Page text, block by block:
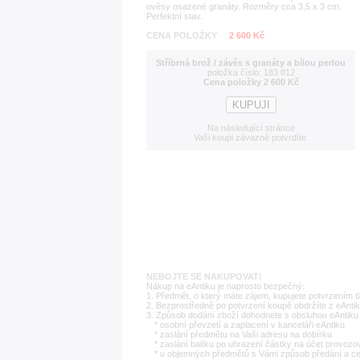
ověsy osazené granáty. Rozměry cca 3,5 x 3 cm.
Perfektní stav.
CENA POLOŽKY
2 600 Kč
Stříbrná brož / závěs s granáty a bílou perlou
položka číslo: 183 812
Cena položky 2 600 Kč
Na následující stránce
Vaši koupi závazně potvrdíte.
NEBOJTE SE NAKUPOVAT!
Nákup na eAntiku je naprosto bezpečný:
1. Předmět, o který máte zájem, kupujete potvrzením
2. Bezprostředně po potvrzení koupě obdržíte z
3. Způsob dodání zboží dohodnete s obsluhou
* osobní převzetí a zaplacení v kanceláři eAntiku
* zaslání předmětu na Vaši adresu na dobírku
* zaslání balíku po uhrazení částky na účet
* u objemných předmětů s Vámi způsob předání a